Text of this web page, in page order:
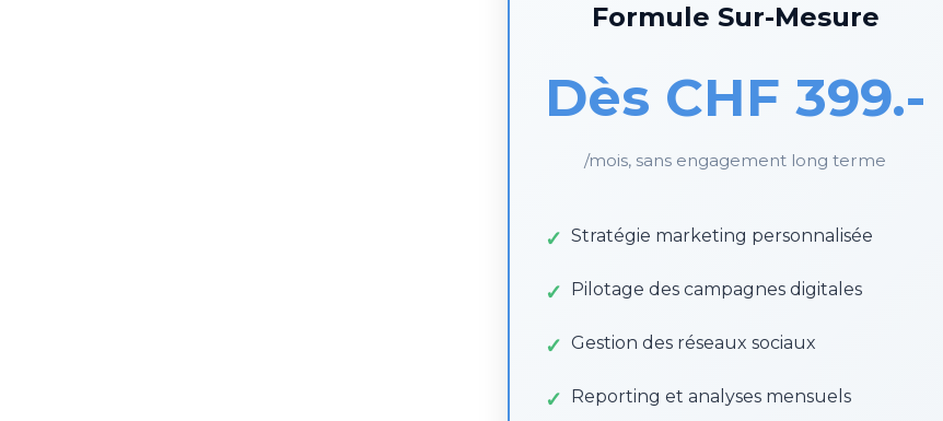
Formule Sur-Mesure
Dès CHF 399.-
/mois, sans engagement long terme
Stratégie marketing personnalisée
Pilotage des campagnes digitales
Gestion des réseaux sociaux
Reporting et analyses mensuels